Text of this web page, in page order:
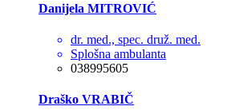
Danijela MITROVIĆ
dr. med., spec. druž. med.
Splošna ambulanta
038995605
Draško VRABIČ